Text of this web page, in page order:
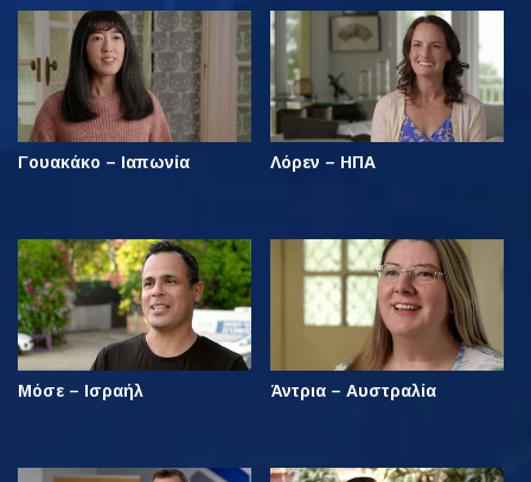
Γουακάκο – Ιαπωνία Λόρεν – ΗΠΑ
Μόσε – Ισραήλ Άντρια – Αυστραλία